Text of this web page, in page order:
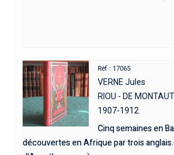
Réf : 17065
VERNE Jules
RIOU - DE MONTAUT
1907-1912
Cinq semaines en
découvertes en Afrique par trois